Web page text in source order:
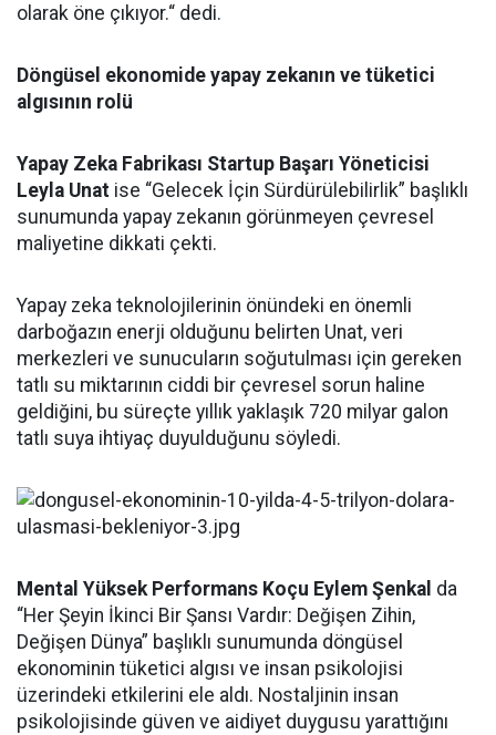
olarak öne çıkıyor.“ dedi.
Döngüsel ekonomide yapay zekanın ve tüketici
algısının rolü
Yapay Zeka Fabrikası Startup Başarı Yöneticisi
Leyla Unat ise “Gelecek İçin Sürdürülebilirlik” başlıklı
sunumunda yapay zekanın görünmeyen çevresel
maliyetine dikkati çekti.
Yapay zeka teknolojilerinin önündeki en önemli
darboğazın enerji olduğunu belirten Unat, veri
merkezleri ve sunucuların soğutulması için gereken
tatlı su miktarının ciddi bir çevresel sorun haline
geldiğini, bu süreçte yıllık yaklaşık 720 milyar galon
tatlı suya ihtiyaç duyulduğunu söyledi.
Mental Yüksek Performans Koçu Eylem Şenkal da
“Her Şeyin İkinci Bir Şansı Vardır: Değişen Zihin,
Değişen Dünya” başlıklı sunumunda döngüsel
ekonominin tüketici algısı ve insan psikolojisi
üzerindeki etkilerini ele aldı. Nostaljinin insan
psikolojisinde güven ve aidiyet duygusu yarattığını